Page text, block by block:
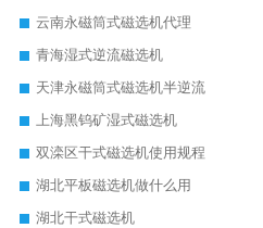
云南永磁筒式磁选机代理
青海湿式逆流磁选机
天津永磁筒式磁选机半逆流
上海黑钨矿湿式磁选机
双滦区干式磁选机使用规程
湖北平板磁选机做什么用
湖北干式磁选机